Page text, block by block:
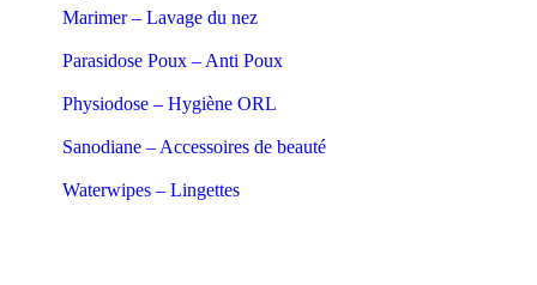
Marimer – Lavage du nez
Parasidose Poux – Anti Poux
Physiodose – Hygiène ORL
Sanodiane – Accessoires de beauté
Waterwipes – Lingettes